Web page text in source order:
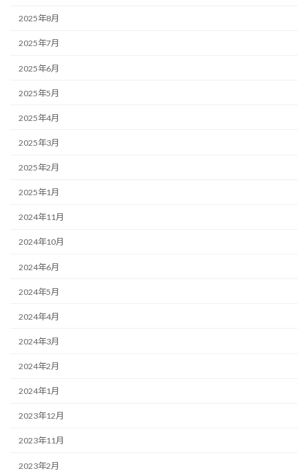
2025年8月
2025年7月
2025年6月
2025年5月
2025年4月
2025年3月
2025年2月
2025年1月
2024年11月
2024年10月
2024年6月
2024年5月
2024年4月
2024年3月
2024年2月
2024年1月
2023年12月
2023年11月
2023年2月